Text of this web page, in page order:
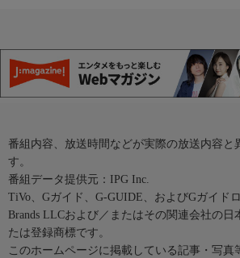
番組内容、放送時間などが実際の放送内容と
す。
番組データ提供元：IPG Inc.
TiVo、Gガイド、G-GUIDE、およびGガイド
Brands LLCおよび／またはその関連会社の日
たは登録商標です。
このホームページに掲載している記事・写真